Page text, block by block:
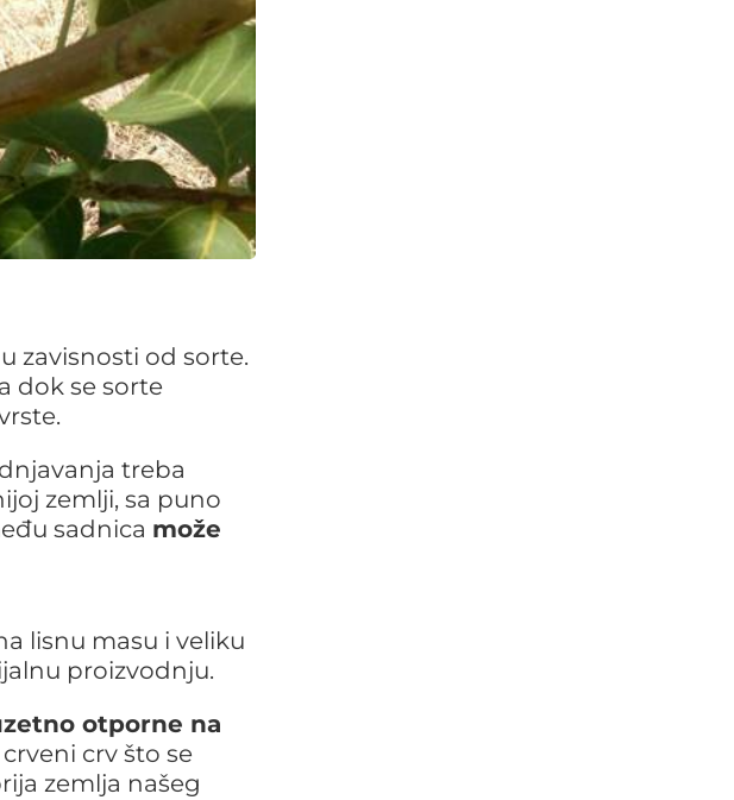
zavisnosti od sorte.
dok se sorte
treba
zemlji, sa puno
sadnica može
lisnu masu i veliku
proizvodnju.
otporne na
crv što se
zemlja našeg